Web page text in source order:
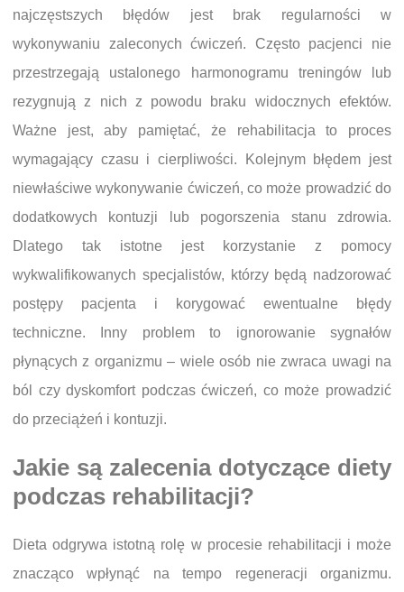
najczęstszych błędów jest brak regularności w
wykonywaniu zaleconych ćwiczeń. Często pacjenci nie
przestrzegają ustalonego harmonogramu treningów lub
rezygnują z nich z powodu braku widocznych efektów.
Ważne jest, aby pamiętać, że rehabilitacja to proces
wymagający czasu i cierpliwości. Kolejnym błędem jest
niewłaściwe wykonywanie ćwiczeń, co może prowadzić do
dodatkowych kontuzji lub pogorszenia stanu zdrowia.
Dlatego tak istotne jest korzystanie z pomocy
wykwalifikowanych specjalistów, którzy będą nadzorować
postępy pacjenta i korygować ewentualne błędy
techniczne. Inny problem to ignorowanie sygnałów
płynących z organizmu – wiele osób nie zwraca uwagi na
ból czy dyskomfort podczas ćwiczeń, co może prowadzić
do przeciążeń i kontuzji.
Jakie są zalecenia dotyczące diety
podczas rehabilitacji?
Dieta odgrywa istotną rolę w procesie rehabilitacji i może
znacząco wpłynąć na tempo regeneracji organizmu.